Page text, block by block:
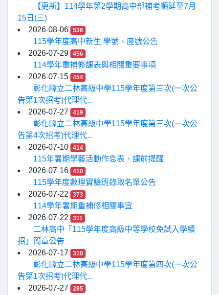
【更新】114學年第2學期高中部補考順延至7月
15日(三)
2026-08-06
536
115學年度高中新生 學號、座號公告
2026-07-29
456
114學年重補修課表與相關重要事項
2026-07-15
454
彰化縣立二林高級中學115學年度第三次(一次公
告第1次招考)代理代...
2026-07-27
419
彰化縣立二林高級中學115學年度第三次(一次公
告第4次招考)代理代...
2026-07-10
414
115年暑期學藝活動作息表、課前提醒
2026-07-16
410
115學年度數理實驗班錄取名單公告
2026-07-22
373
114學年暑期重補修相關事宜
2026-07-22
311
二林高中「115學年度高級中等學校免試入學續
招」簡章公告
2026-07-17
310
彰化縣立二林高級中學115學年度第四次(一次公
告第1次招考)代理代...
2026-07-27
285